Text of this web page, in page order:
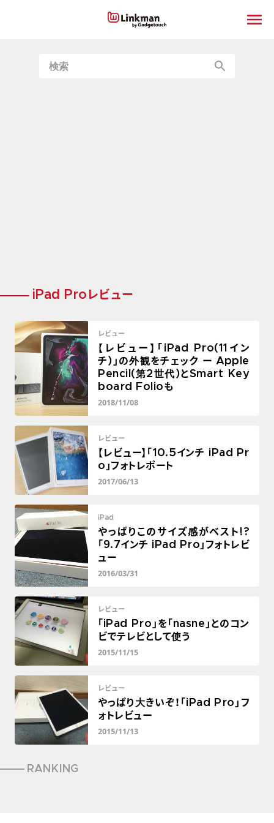
iPad Proレビュー
レビュー
【レビュー】「iPad Pro(11イン
チ)」の外観をチェック ー Apple
Pencil(第2世代)とSmart Key
board Folioも
2018/11/08
レビュー
【レビュー】「10.5インチ iPad Pr
o」フォトレポート
2017/06/13
iPad
やっぱりこのサイズ感がベスト!?
「9.7インチ iPad Pro」フォトレビ
ュー
2016/03/31
レビュー
「iPad Pro」を「nasne」とのコン
ビでテレビとして使う
2015/11/15
レビュー
やっぱり大きいぞ！「iPad Pro」フ
ォトレビュー
2015/11/13
RANKING